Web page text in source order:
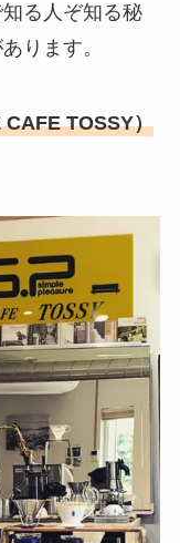
る人ぞ知る秘
ります。
TOSSY）